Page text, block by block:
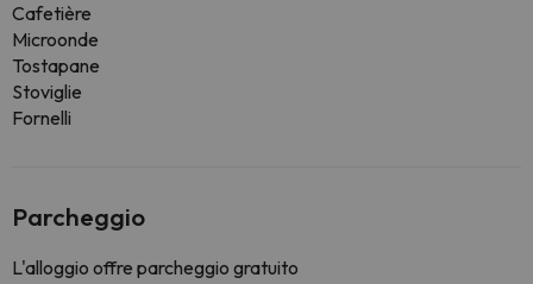
Cafetière
Microonde
Tostapane
Stoviglie
Fornelli
Parcheggio
L'alloggio offre parcheggio gratuito